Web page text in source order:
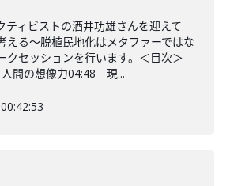
ティビストの酒井功雄さんを迎えて
える〜脱植民地化はメタファーではな
クセッションを行います。＜目次＞
間の想像力04:48 現...
00:42:53